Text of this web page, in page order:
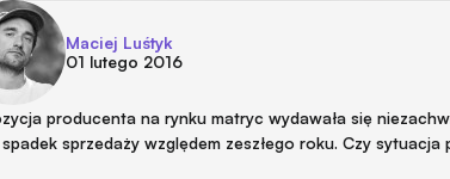
Maciej Luśtyk
01 lutego 2016
producenta na rynku matryc wydawała się
sprzedaży względem zeszłego roku. Czy sytuacja